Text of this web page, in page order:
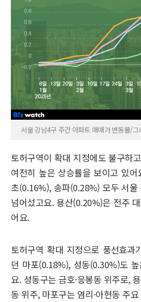
서울 강남4구 주간 아파트 매매가 변동률/그
토허구역이 확대 지정에도 불구하
여전히 높은 상승률을 보이고 있
초(0.16%), 송파(0.28%) 모두 서울
넘어섰고요. 용산(0.20%)은 전주
어요.
토허구역 확대 지정으로 풍선효과
던 마포(0.18%), 성동(0.30%)도
요. 성동구는 금호·응봉동 위주로,
동 위주, 마포구는 염리·아현동 주